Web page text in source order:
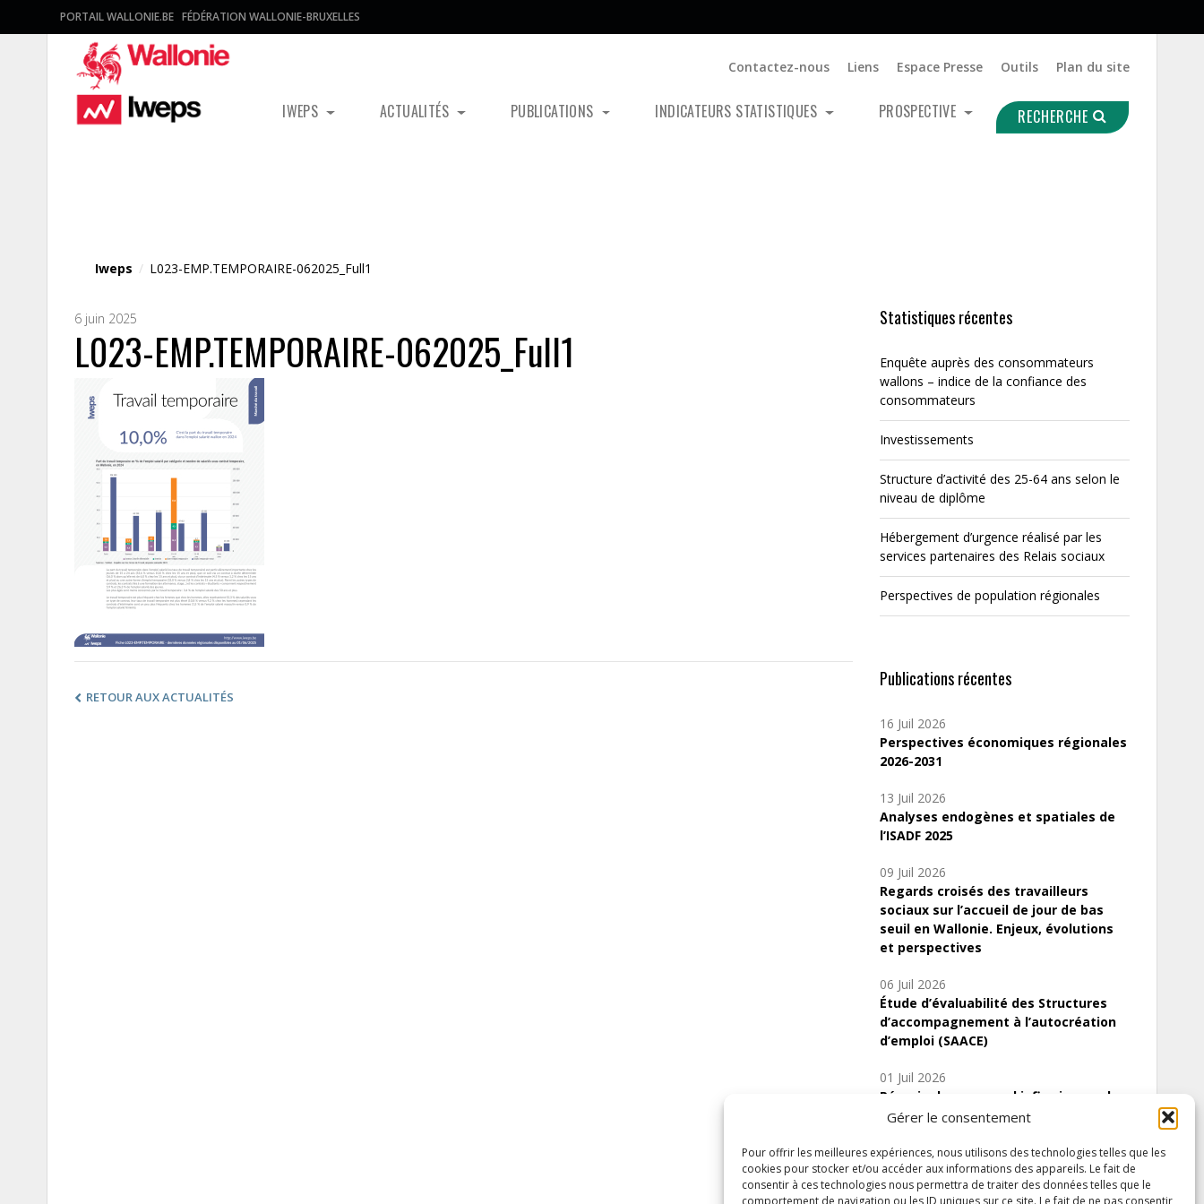
Gérer le consentement
Pour offrir les meilleures expériences, nous utilisons des technologies telles que les
cookies pour stocker et/ou accéder aux informations des appareils. Le fait de
consentir à ces technologies nous permettra de traiter des données telles que le
comportement de navigation ou les ID uniques sur ce site. Le fait de ne pas consentir
PORTAIL WALLONIE.BE FÉDÉRATION WALLONIE-BRUXELLES
Contactez-nous Liens Espace Presse Outils Plan du site
IWEPS ACTUALITÉS PUBLICATIONS INDICATEURS STATISTIQUES PROSPECTIVE RECHERCHE
Iweps / L023-EMP.TEMPORAIRE-062025_Full1
6 juin 2025
L023-EMP.TEMPORAIRE-062025_Full1
RETOUR AUX ACTUALITÉS
Statistiques récentes
Enquête auprès des consommateurs
wallons – indice de la confiance des
consommateurs
Investissements
Structure d’activité des 25-64 ans selon le
niveau de diplôme
Hébergement d’urgence réalisé par les
services partenaires des Relais sociaux
Perspectives de population régionales
Publications récentes
16 Juil 2026
Perspectives économiques régionales
2026-2031
13 Juil 2026
Analyses endogènes et spatiales de
l’ISADF 2025
09 Juil 2026
Regards croisés des travailleurs
sociaux sur l’accueil de jour de bas
seuil en Wallonie. Enjeux, évolutions
et perspectives
06 Juil 2026
Étude d’évaluabilité des Structures
d’accompagnement à l’autocréation
d’emploi (SAACE)
01 Juil 2026
Pénurie du personnel infirmier :quels
indicateurs d’offre de soins pour